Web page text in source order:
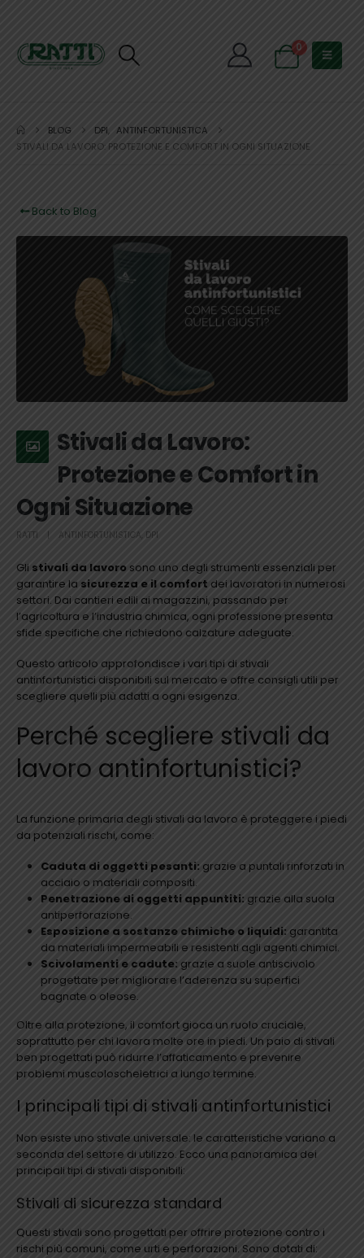
0
BLOG DPI, ANTINFORTUNISTICA
STIVALI DA LAVORO: PROTEZIONE E COMFORT IN OGNI SITUAZIONE
Back to Blog
Stivali da Lavoro:
Protezione e Comfort in
Ogni Situazione
RATTI ANTINFORTUNISTICA, DPI
Gli stivali da lavoro sono uno degli strumenti essenziali per
garantire la sicurezza e il comfort dei lavoratori in numerosi
settori. Dai cantieri edili ai magazzini, passando per
l’agricoltura e l’industria chimica, ogni professione presenta
sfide specifiche che richiedono calzature adeguate.
Questo articolo approfondisce i vari tipi di stivali
antinfortunistici disponibili sul mercato e offre consigli utili per
scegliere quelli più adatti a ogni esigenza.
Perché scegliere stivali da
lavoro antinfortunistici?
La funzione primaria degli stivali da lavoro è proteggere i piedi
da potenziali rischi, come:
Caduta di oggetti pesanti: grazie a puntali rinforzati in
acciaio o materiali compositi.
Penetrazione di oggetti appuntiti: grazie alla suola
antiperforazione.
Esposizione a sostanze chimiche o liquidi: garantita
da materiali impermeabili e resistenti agli agenti chimici.
Scivolamenti e cadute: grazie a suole antiscivolo
progettate per migliorare l’aderenza su superfici
bagnate o oleose.
Oltre alla protezione, il comfort gioca un ruolo cruciale,
soprattutto per chi lavora molte ore in piedi. Un paio di stivali
ben progettati può ridurre l’affaticamento e prevenire
problemi muscoloscheletrici a lungo termine.
I principali tipi di stivali antinfortunistici
Non esiste uno stivale universale: le caratteristiche variano a
seconda del settore di utilizzo. Ecco una panoramica dei
principali tipi di stivali disponibili:
Stivali di sicurezza standard
Questi stivali sono progettati per offrire protezione contro i
rischi più comuni, come urti e perforazioni. Sono dotati di: